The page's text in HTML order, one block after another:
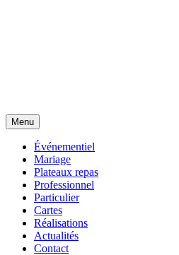
Menu
Événementiel
Mariage
Plateaux repas
Professionnel
Particulier
Cartes
Réalisations
Actualités
Contact